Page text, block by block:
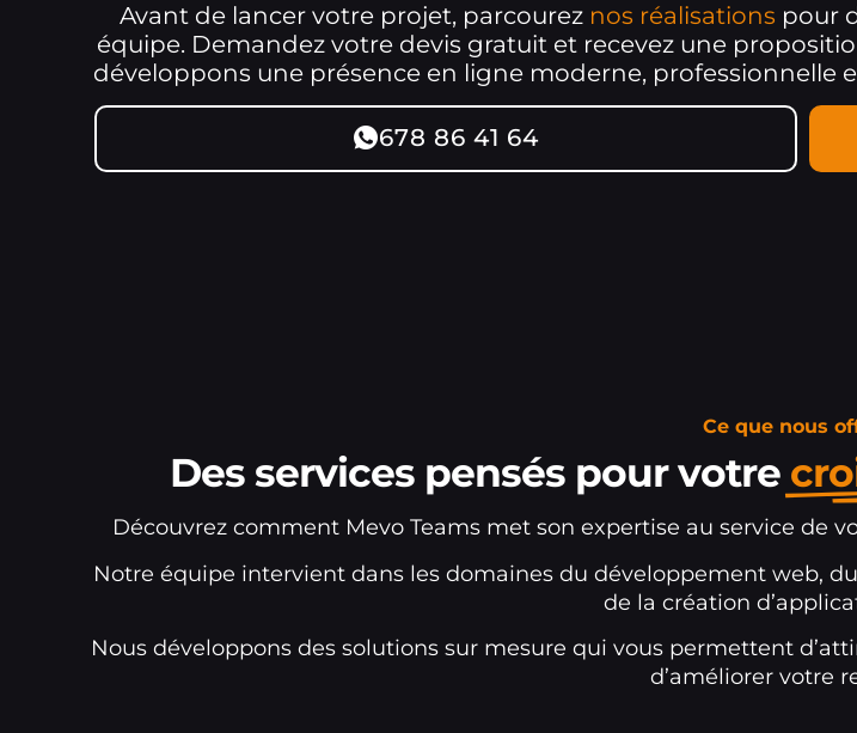
Avant de lancer votre projet, parcourez nos réalisations pour
équipe. Demandez votre devis gratuit et recevez une
développons une présence en ligne moderne, professionnelle
678 86 41 64
Ce que nous
Des services pensés pour votre
Découvrez comment Mevo Teams met son expertise au service de
Notre équipe intervient dans les domaines du développement web,
de la création
Nous développons des solutions sur mesure qui vous permettent
d’améliorer votre